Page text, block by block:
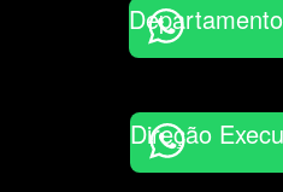
Direção